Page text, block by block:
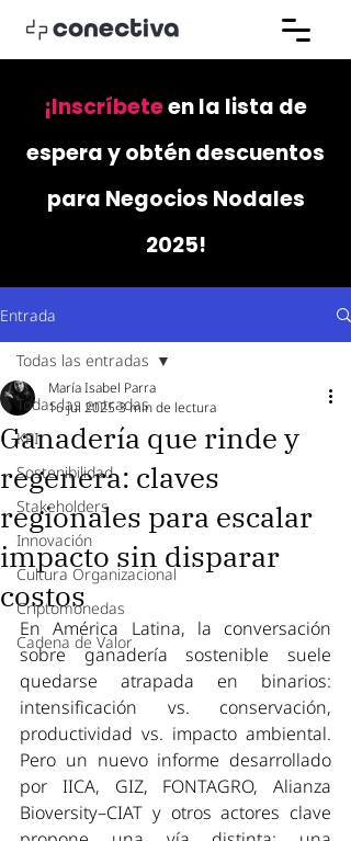
¡Inscríbeteen la lista de
espera y obtén descuentos
para Negocios Nodales
2025!
Entrada
Todas las entradas
KPI
Sostenibilidad
Stakeholders
Innovación
Cultura Organizacional
Criptomonedas
Cadena de Valor
Todas las entradas
Ganadería que rinde y
regenera: claves
regionales para escalar
impacto sin disparar
costos
María Isabel Parra
16 jul 20253 min de lectura
En América Latina, la conversación
sobre ganadería sostenible suele
quedarse atrapada en binarios:
intensificación vs. conservación,
productividad vs. impacto ambiental.
Pero un nuevo informe desarrollado
por IICA, GIZ, FONTAGRO, Alianza
Bioversity–CIAT y otros actores clave